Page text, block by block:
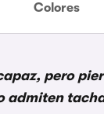
Colores
pero
admiten